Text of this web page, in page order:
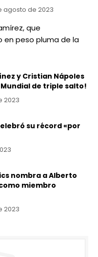
agosto de 2023
que
peso pluma de la
y Cristian Nápoles
de triple salto!
2023
su récord «por
nombra a Alberto
miembro
2023